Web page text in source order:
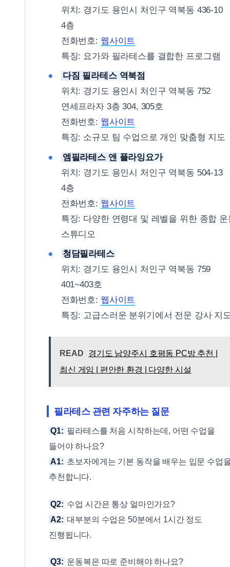
위치: 경기도 용인시 처인구 역북동 436-10
4층
전화번호: 웹사이트
특징: 요가와 필라테스를 결합한 프로그램
다짐 필라테스 역북점
위치: 경기도 용인시 처인구 역북동 752
연세프라자 3층 304, 305호
전화번호: 웹사이트
특징: 소규모 팀 수업으로 개인 맞춤형 지도
엠필라테스 앤 플라잉요가
위치: 경기도 용인시 처인구 역북동 504-13
4층
전화번호: 웹사이트
특징: 다양한 연령대 및 레벨을 위한 종합 운
스튜디오
청담필라테스
위치: 경기도 용인시 처인구 역북동 759
401~403호
전화번호: 웹사이트
특징: 고급스러운 분위기에서 전문 강사 지
READ
경기도 남양주시 호평동 PC방 추천 |
최신 게임 | 편안한 환경 | 다양한 시설
필라테스 관련 자주하는 질문
Q1: 필라테스를 처음 시작하는데, 어떤 수업을
들어야 하나요?
A1: 초보자에게는 기본 동작을 배우는 입문 수업
추천합니다.
Q2: 수업 시간은 통상 얼마인가요?
A2: 대부분의 수업은 50분에서 1시간 정도
진행됩니다.
Q3: 운동복은 따로 준비해야 하나요?